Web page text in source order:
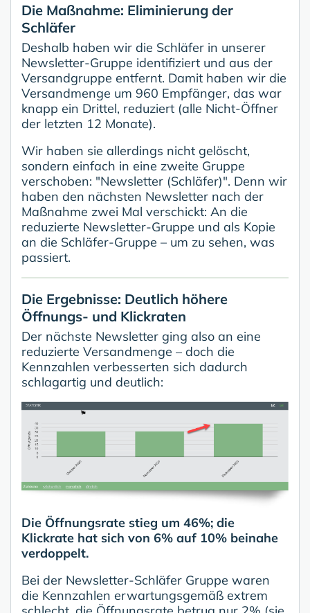
Die Maßnahme: Eliminierung der
Schläfer
Deshalb haben wir die Schläfer in unserer
Newsletter-Gruppe identifiziert und aus der
Versandgruppe entfernt. Damit haben wir die
Versandmenge um 960 Empfänger, das war
knapp ein Drittel, reduziert (alle Nicht-Öffner
der letzten 12 Monate).
Wir haben sie allerdings nicht gelöscht,
sondern einfach in eine zweite Gruppe
verschoben: "Newsletter (Schläfer)". Denn wir
haben den nächsten Newsletter nach der
Maßnahme zwei Mal verschickt: An die
reduzierte Newsletter-Gruppe und als Kopie
an die Schläfer-Gruppe – um zu sehen, was
passiert.
Die Ergebnisse: Deutlich höhere
Öffnungs- und Klickraten
Der nächste Newsletter ging also an eine
reduzierte Versandmenge – doch die
Kennzahlen verbesserten sich dadurch
schlagartig und deutlich:
Die Öffnungsrate stieg um 46%; die
Klickrate hat sich von 6% auf 10% beinahe
verdoppelt.
Bei der Newsletter-Schläfer Gruppe waren
die Kennzahlen erwartungsgemäß extrem